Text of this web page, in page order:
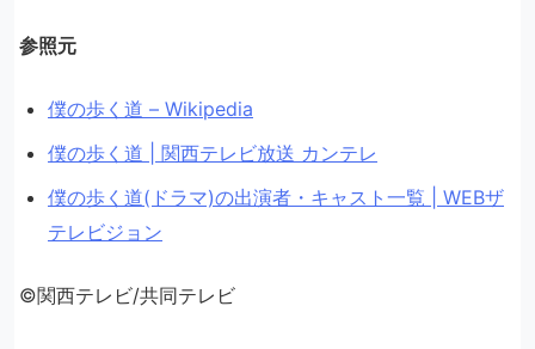
参照元
僕の歩く道 – Wikipedia
僕の歩く道 | 関西テレビ放送 カンテレ
僕の歩く道(ドラマ)の出演者・キャスト一覧 | WEBザ
テレビジョン
©関西テレビ/共同テレビ